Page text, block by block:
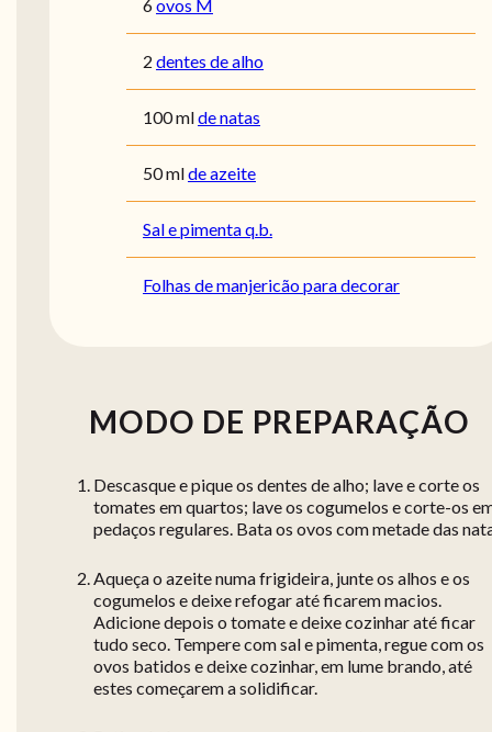
6ovos M
2 dentes de alho
100mlde natas
50mlde azeite
Sal e pimenta q.b.
Folhas de manjericão para decorar
MODO DE PREPARAÇÃO
Descasque e pique os dentes de alho; lave e corte os
tomates em quartos; lave os cogumelos e corte-os
pedaços regulares. Bata os ovos com metade das
Aqueça o azeite numa frigideira, junte os alhos e os
cogumelos e deixe refogar até ficarem macios.
Adicione depois o tomate e deixe cozinhar até ficar
tudo seco. Tempere com sal e pimenta, regue com os
ovos batidos e deixe cozinhar, em lume brando, até
estes começarem a solidificar.